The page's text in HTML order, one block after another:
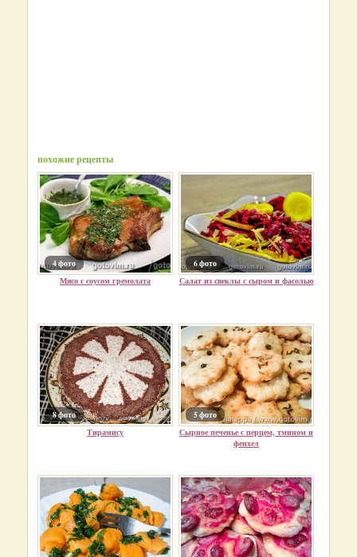
похожие рецепты
4 фото
Мясо с соусом гремолата
6 фото
Салат из свеклы с сыром и фасолью
8 фото
Тирамису
5 фото
Сырное печенье с перцем, тмином и
фенхел